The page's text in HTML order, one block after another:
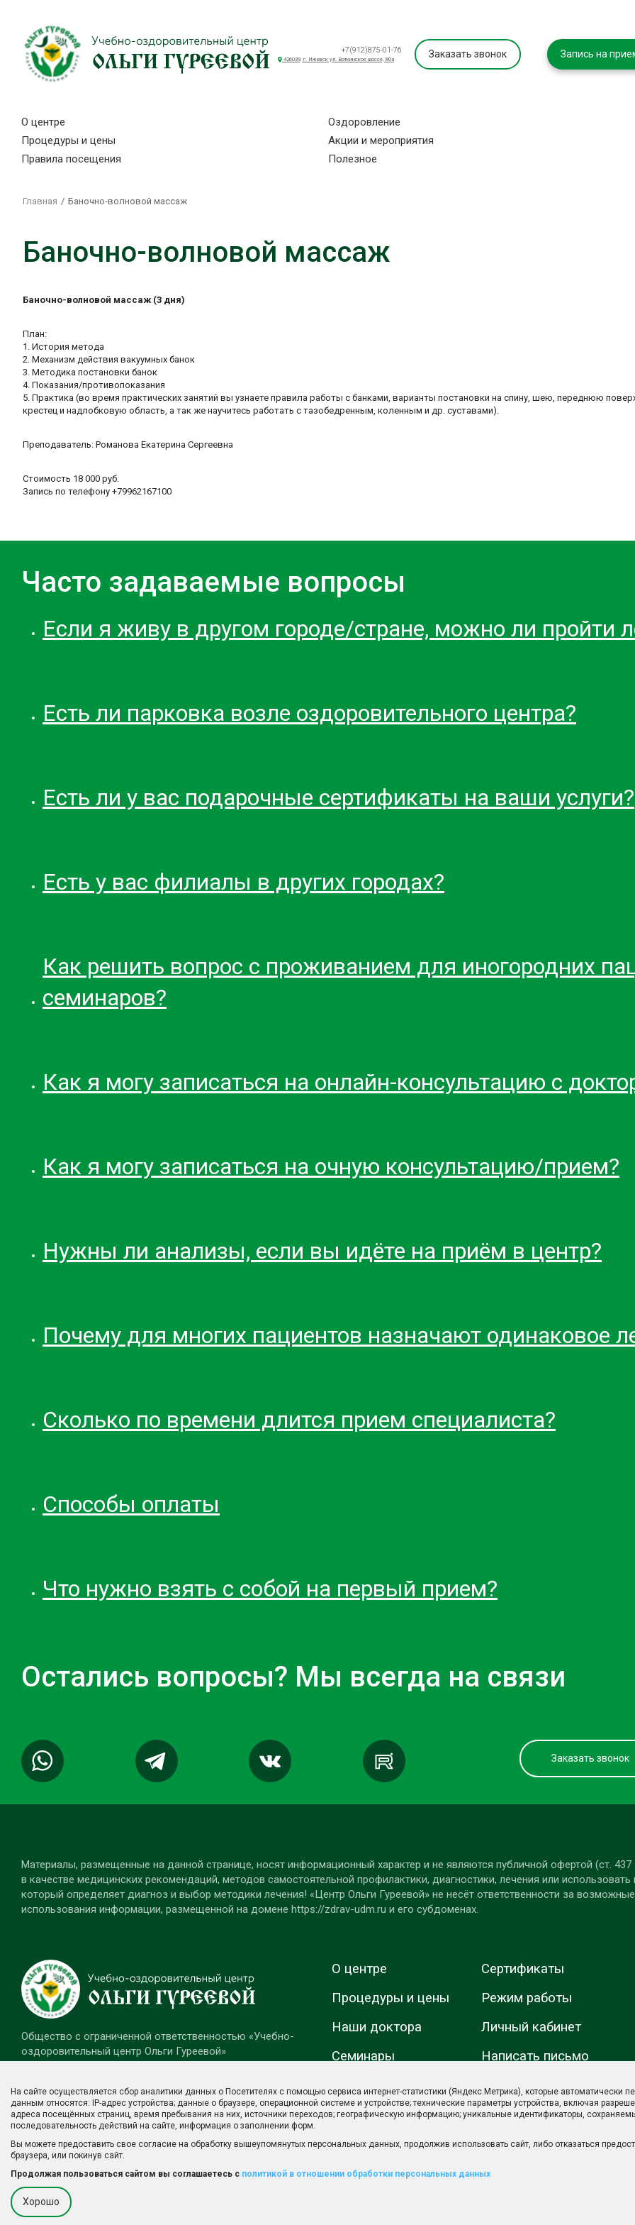
+7(912)875-01-76
426039, г. Ижевск ул. Воткинское шоссе, 80а Заказать звонок Запись на
О центре
Процедуры и цены
Правила посещения
Оздоровление
Акции и мероприятия
Полезное
Главная Баночно-волновой массаж
Баночно-волновой массаж
Баночно-волновой массаж (3 дня)
План:
1. История метода
2. Механизм действия вакуумных банок
3. Методика постановки банок
4. Показания/противопоказания
5. Практика (во время практических занятий вы узнаете правила работы с банками, варианты постановки на спину, шею, переднюю
крестец и надлобковую область, а так же научитесь работать с тазобедренным, коленным и др. суставами).
Преподаватель: Романова Екатерина Сергеевна
Стоимость 18 000 руб.
Запись по телефону +79962167100
Часто задаваемые вопросы
Если я живу в другом городе/стране, можно ли пройти
Есть ли парковка возле оздоровительного центра?
Есть ли у вас подарочные сертификаты на ваши услуги?
Есть у вас филиалы в других городах?
Как решить вопрос с проживанием для иногородних
семинаров?
Как я могу записаться на онлайн-консультацию с
Как я могу записаться на очную консультацию/прием?
Нужны ли анализы, если вы идёте на приём в центр?
Почему для многих пациентов назначают одинаковое
Сколько по времени длится прием специалиста?
Способы оплаты
Что нужно взять с собой на первый прием?
Остались вопросы? Мы всегда на связи
Заказать звонок
Материалы, размещенные на данной странице, носят информационный характер и не являются публичной офертой (ст.
в качестве медицинских рекомендаций, методов самостоятельной профилактики, диагностики, лечения или
который определяет диагноз и выбор методики лечения! «Центр Ольги Гуреевой» не несёт ответственности за
использования информации, размещенной на домене https://zdrav-udm.ru и его субдоменах.
Общество с ограниченной ответственностью «Учебно-
оздоровительный центр Ольги Гуреевой»
Адрес электронной почты: info@zdrav-udm.ru
Телефон: +7(912)875-01-76
О центре
Процедуры и цены
Наши доктора
Семинары
Интернет магазин
Оздоровление
Отзывы
Сертификаты
Режим работы
Личный кабинет
Написать письмо
Карта сайта
России
На сайте осуществляется сбор аналитики данных о Посетителях с помощью сервиса интернет-статистики (Яндекс.Метрика), которые автоматически
данным относятся: IP-адрес устройства; данные о браузере, операционной системе и устройстве; технические параметры устройства, включая
адреса посещённых страниц, время пребывания на них, источники переходов; географическую информацию; уникальные идентификаторы,
последовательность действий на сайте, информация о заполнении форм.
Вы можете предоставить свое согласие на обработку вышеупомянутых персональных данных, продолжив использовать сайт, либо отказаться
браузера, или покинув сайт.
Продолжая пользоваться сайтом вы соглашаетесь с политикой в отношении обработки персональных данных
Хорошо